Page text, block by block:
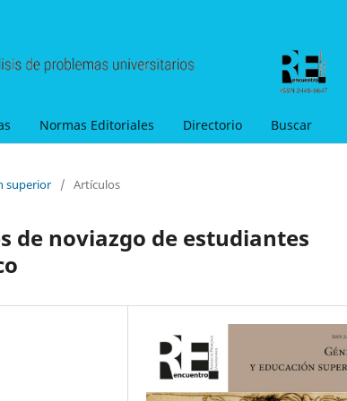
Normas Editoriales Directorio Buscar
superior / Artículos
de noviazgo de estudiantes